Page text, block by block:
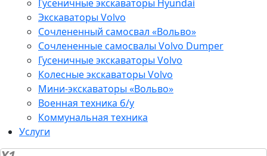
Гусеничные экскаваторы Hyundai
Экскаваторы Volvo
Сочлененный самосвал «Вольво»
Сочлененные самосвалы Volvo Dumper
Гусеничные экскаваторы Volvo
Колесные экскаваторы Volvo
Мини-экскаваторы «Вольво»
Военная техника б/у
Коммунальная техника
Услуги